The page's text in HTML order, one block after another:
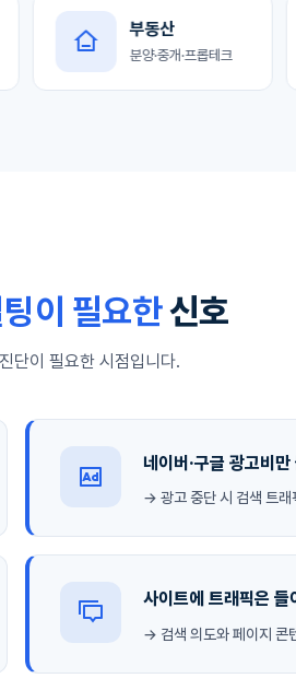
부동산
분양·중개·프롭테크
이 필요한신호
단이 필요한 시점입니다.
네이버·구글 광고비
→ 광고 중단 시 검색 트래
사이트에 트래픽은 들
→ 검색 의도와 페이지 콘